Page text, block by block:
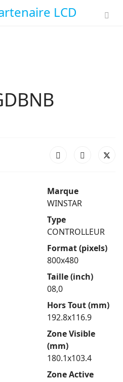
Marque
WINSTAR
Type
CONTROLLEUR
Format (pixels)
800x480
Taille (inch)
08,0
Hors Tout (mm)
192.8x116.9
Zone Visible
(mm)
180.1x103.4
Zone Active